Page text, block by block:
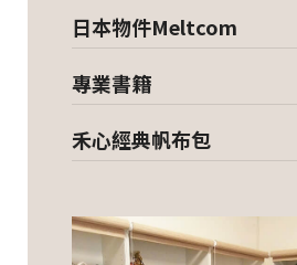
日本物件Meltcom
專業書籍
禾心經典帆布包